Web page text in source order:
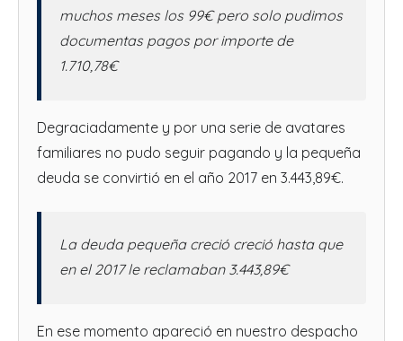
muchos meses los 99€ pero solo pudimos
documentas pagos por importe de
1.710,78€
Degraciadamente y por una serie de avatares
familiares no pudo seguir pagando y la pequeña
deuda se convirtió en el año 2017 en 3.443,89€.
La deuda pequeña creció creció hasta que
en el 2017 le reclamaban 3.443,89€
En ese momento apareció en nuestro despacho